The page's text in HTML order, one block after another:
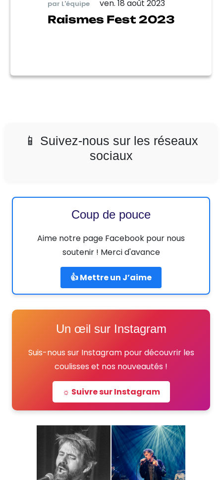
par L'équipe ven. 18 août 2023
Raismes Fest 2023
📱 Suivez-nous sur les réseaux
sociaux
Coup de pouce
Aime notre page Facebook pour nous
soutenir ! Merci d'avance
👍 Mettre un J’aime
Un œil sur Instagram
Suis-nous sur Instagram pour découvrir les
coulisses et nos nouveautés !
☼ Suivre sur Instagram